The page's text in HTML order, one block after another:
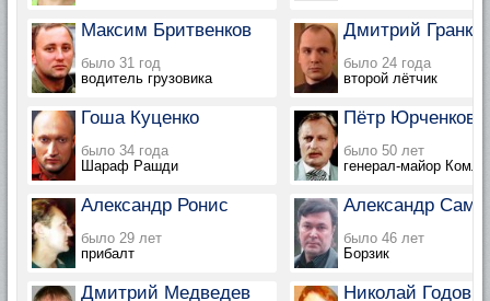
Максим Бритвенков
было 31 год
водитель грузовика
Дмитрий
было 24 года
второй лётчик
Гоша Куценко
было 34 года
Шараф Рашди
Пётр Юрченков
было 50 лет
генерал-майор
Александр Ронис
было 29 лет
прибалт
Александр
было 46 лет
Борзик
Дмитрий Медведев Николай